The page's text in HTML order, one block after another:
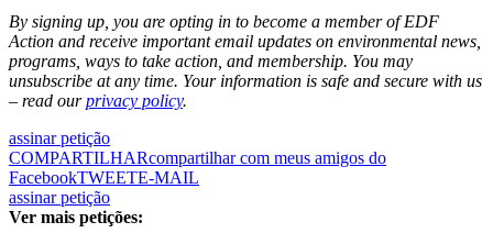
By signing up, you are opting in to become a member of EDF
Action and receive important email updates on environmental news,
programs, ways to take action, and membership. You may
unsubscribe at any time. Your information is safe and secure with us
– read ourprivacy policy.
assinar petição
COMPARTILHARcompartilhar com meus amigos do
FacebookTWEETE-MAIL
assinar petição
Ver mais petições: